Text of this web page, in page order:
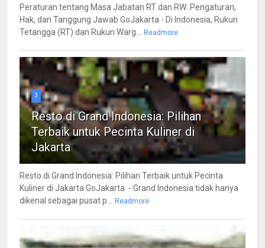
Peraturan tentang Masa Jabatan RT dan RW: Pengaturan,
Hak, dan Tanggung Jawab GoJakarta - Di Indonesia, Rukun
Tetangga (RT) dan Rukun Warg... Readmore
3
Resto di Grand Indonesia: Pilihan
Terbaik untuk Pecinta Kuliner di
Jakarta
Resto di Grand Indonesia: Pilihan Terbaik untuk Pecinta
Kuliner di Jakarta GoJakarta - Grand Indonesia tidak hanya
dikenal sebagai pusat p... Readmore